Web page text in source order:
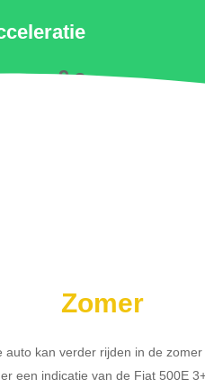
9 s
Zomer
auto kan verder rijden in de
een indicatie van de Fiat 500E